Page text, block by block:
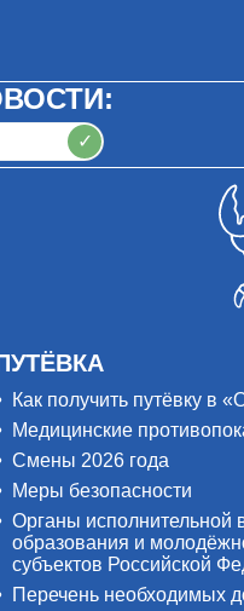
✓
Как получить путёвку в
Медицинские
Смены 2026 года
Меры безопасности
Органы исполнительной
образования и
субъектов Российской
Перечень необходимых